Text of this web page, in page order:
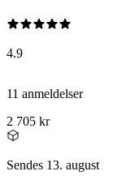
4.9
11 anmeldelser
2 705 kr
Sendes 13. august